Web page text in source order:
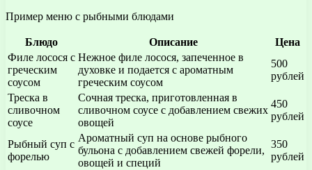
Пример меню с рыбными блюдами
Блюдо Описание
Цена
Филе лосося с
греческим
соусом
Нежное филе лосося, запеченное в
духовке и подается с ароматным
греческим соусом
500
рублей
Треска в
сливочном
соусе
Сочная треска, приготовленная в
сливочном соусе с добавлением свежих
овощей
450
рублей
Рыбный суп с
форелью
Ароматный суп на основе рыбного
бульона с добавлением свежей форели,
овощей и специй
350
рублей